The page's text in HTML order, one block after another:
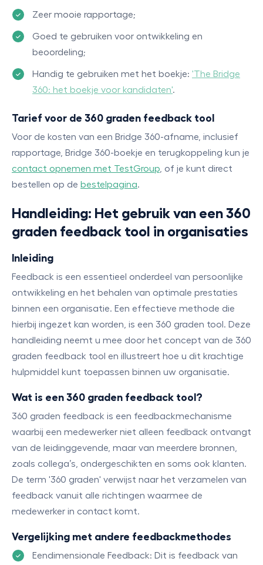
Zeer mooie rapportage;
Goed te gebruiken voor ontwikkeling en
beoordeling;
Handig te gebruiken met het boekje: 'The Bridge
360: het boekje voor kandidaten'.
Tarief voor de 360 graden feedback tool
Voor de kosten van een Bridge 360-afname, inclusief
rapportage, Bridge 360-boekje en terugkoppeling kun je
contact opnemen met TestGroup , of je kunt direct
bestellen op de bestelpagina.
Handleiding: Het gebruik van een 360
graden feedback tool in organisaties
Inleiding
Feedback is een essentieel onderdeel van persoonlijke
ontwikkeling en het behalen van optimale prestaties
binnen een organisatie. Een effectieve methode die
hierbij ingezet kan worden, is een 360 graden tool. Deze
handleiding neemt u mee door het concept van de 360
graden feedback tool en illustreert hoe u dit krachtige
hulpmiddel kunt toepassen binnen uw organisatie.
Wat is een 360 graden feedback tool?
360 graden feedback is een feedbackmechanisme
waarbij een medewerker niet alleen feedback ontvangt
van de leidinggevende, maar van meerdere bronnen,
zoals collega’s, ondergeschikten en soms ook klanten.
De term '360 graden' verwijst naar het verzamelen van
feedback vanuit alle richtingen waarmee de
medewerker in contact komt.
Vergelijking met andere feedbackmethodes
Eendimensionale Feedback: Dit is feedback van